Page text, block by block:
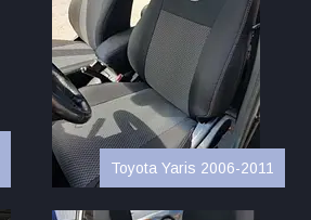
Toyota Yaris 2006-2011